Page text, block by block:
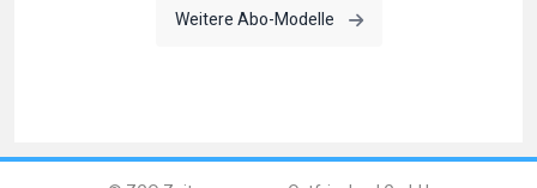
Weitere Abo-Modelle